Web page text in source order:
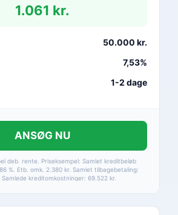
1.061 kr.
50.000 kr.
7,53%
1-2 dage
ANSØG NU
deb. rente. Priseksempel: Samlet kreditbeløb
%. Etb. omk. 2.380 kr. Samlet tilbagebetaling:
Samlede kreditomkostninger: 69.522 kr.